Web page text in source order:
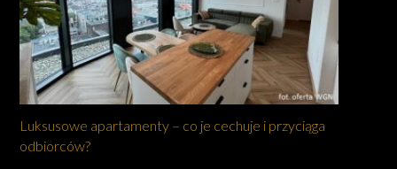
Luksusowe apartamenty – co je cechuje i przyciąga
odbiorców?